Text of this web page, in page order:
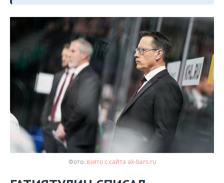
взято с сайта ak-bars.ru